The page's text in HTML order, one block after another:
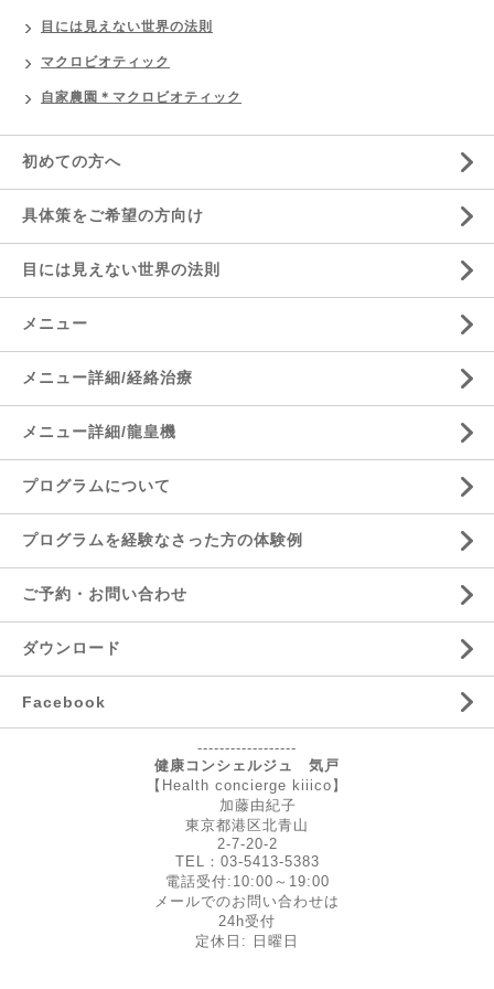
目には見えない世界の法則
マクロビオティック
自家農園＊マクロビオティック
初めての方へ
具体策をご希望の方向け
目には見えない世界の法則
メニュー
メニュー詳細/経絡治療
メニュー詳細/龍皇機
プログラムについて
プログラムを経験なさった方の体験例
ご予約・お問い合わせ
ダウンロード
Facebook
------------------
健康コンシェルジュ 気戸
【Health concierge kiiico】
加藤由紀子
東京都港区北青山
2-7-20-2
TEL：03-5413-5383
電話受付:10:00～19:00
メールでのお問い合わせは
24h受付
定休日: 日曜日